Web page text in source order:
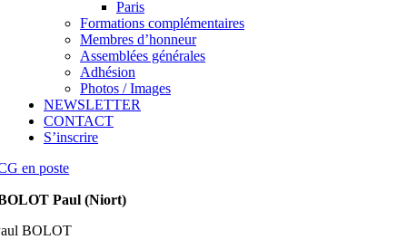
Paris
Formations complémentaires
Membres d’honneur
Assemblées générales
Adhésion
Photos / Images
NEWSLETTER
CONTACT
S’inscrire
en poste
Paul (Niort)
BOLOT